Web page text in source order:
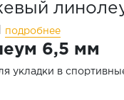
подробнее
6,5 мм
укладки в